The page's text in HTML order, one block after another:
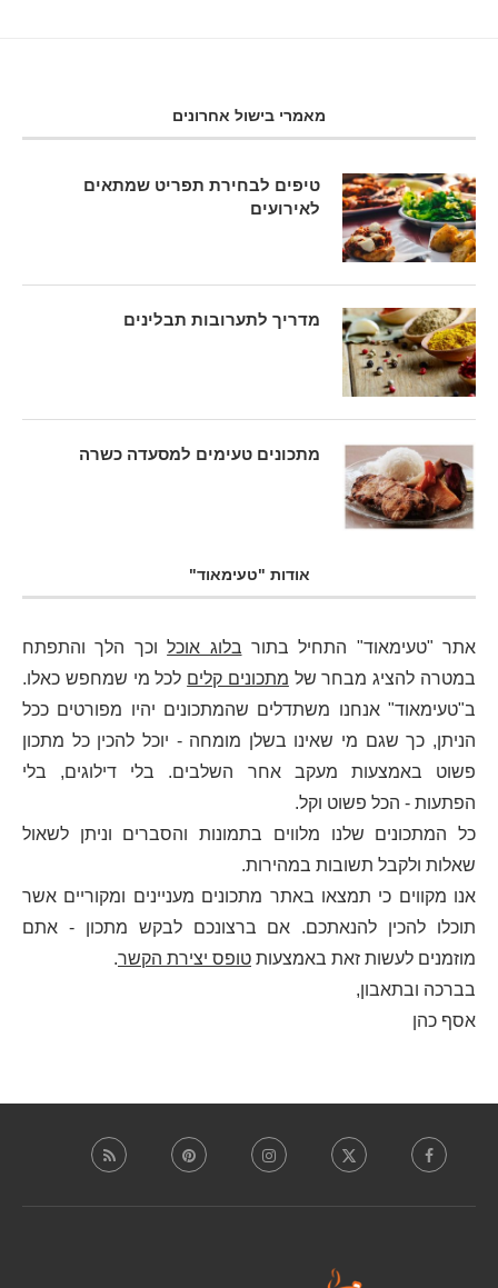
מאמרי בישול אחרונים
טיפים לבחירת תפריט שמתאים
לאירועים
מדריך לתערובות תבלינים
מתכונים טעימים למסעדה כשרה
אודות "טעימאוד"
אתר "טעימאוד" התחיל בתור בלוג אוכלוכך הלך והתפתח
במטרה להציג מבחר של מתכונים קלים לכל מי שמחפש כאלו.
ב"טעימאוד" אנחנו משתדלים שהמתכונים יהיו מפורטים ככל
הניתן, כך שגם מי שאינו בשלן מומחה - יוכל להכין כל מתכון
פשוט באמצעות מעקב אחר השלבים. בלי דילוגים, בלי
הפתעות - הכל פשוט וקל.
כל המתכונים שלנו מלווים בתמונות והסברים וניתן לשאול
שאלות ולקבל תשובות במהירות.
אנו מקווים כי תמצאו באתר מתכונים מעניינים ומקוריים אשר
תוכלו להכין להנאתכם. אם ברצונכם לבקש מתכון - אתם
מוזמנים לעשות זאת באמצעות טופס יצירת הקשר.
בברכה ובתאבון,
אסף כהן